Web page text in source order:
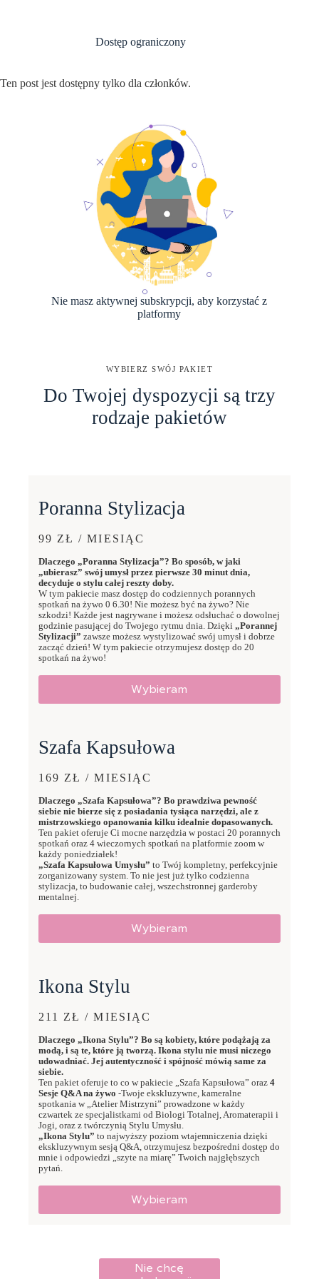
Dostęp ograniczony
Ten post jest dostępny tylko dla członków.
Nie masz aktywnej subskrypcji, aby korzystać z
platformy
WYBIERZ SWÓJ PAKIET
Do Twojej dyspozycji są trzy
rodzaje pakietów
Poranna Stylizacja
99 ZŁ / MIESIĄC
Dlaczego „Poranna Stylizacja”? Bo sposób, w jaki
„ubierasz” swój umysł przez pierwsze 30 minut dnia,
decyduje o stylu całej reszty doby.
W tym pakiecie masz dostęp do codziennych porannych
spotkań na żywo 0 6.30! Nie możesz być na żywo? Nie
szkodzi! Każde jest nagrywane i możesz odsłuchać o dowolnej
godzinie pasującej do Twojego rytmu dnia. Dzięki „Porannej
Stylizacji” zawsze możesz wystylizować swój umysł i dobrze
zacząć dzień! W tym pakiecie otrzymujesz dostęp do 20
spotkań na żywo!
Wybieram
Szafa Kapsułowa
169 ZŁ / MIESIĄC
Dlaczego „Szafa Kapsułowa”? Bo prawdziwa pewność
siebie nie bierze się z posiadania tysiąca narzędzi, ale z
mistrzowskiego opanowania kilku idealnie dopasowanych.
Ten pakiet oferuje Ci mocne narzędzia w postaci 20 porannych
spotkań oraz 4 wieczornych spotkań na platformie zoom w
każdy poniedziałek!
„Szafa Kapsułowa Umysłu” to Twój kompletny, perfekcyjnie
zorganizowany system. To nie jest już tylko codzienna
stylizacja, to budowanie całej, wszechstronnej garderoby
mentalnej.
Wybieram
Ikona Stylu
211 ZŁ / MIESIĄC
Dlaczego „Ikona Stylu”? Bo są kobiety, które podążają za
modą, i są te, które ją tworzą. Ikona stylu nie musi niczego
udowadniać. Jej autentyczność i spójność mówią same za
siebie.
Ten pakiet oferuje to co w pakiecie „Szafa Kapsułowa” oraz 4
Sesje Q&A na żywo -Twoje ekskluzywne, kameralne
spotkania w „Atelier Mistrzyni” prowadzone w każdy
czwartek ze specjalistkami od Biologi Totalnej, Aromaterapii i
Jogi, oraz z twórczynią Stylu Umysłu.
„Ikona Stylu” to najwyższy poziom wtajemniczenia dzięki
ekskluzywnym sesją Q&A, otrzymujesz bezpośredni dostęp do
mnie i odpowiedzi „szyte na miarę” Twoich najgłębszych
pytań.
Wybieram
Nie chcę